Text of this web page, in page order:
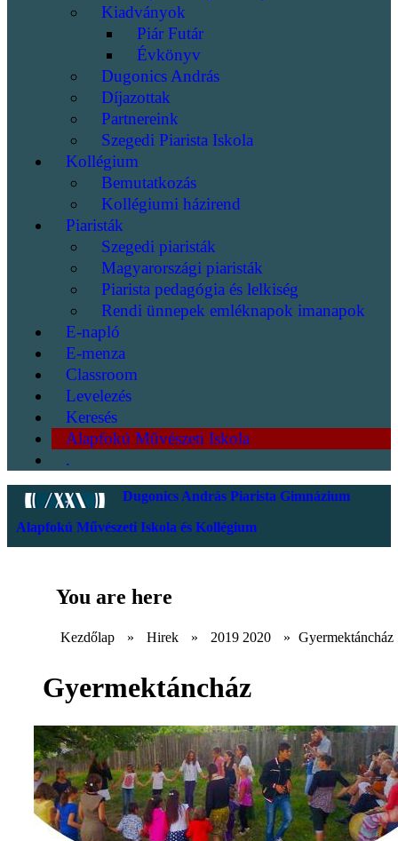
Kiadványok
Piár Futár
Évkönyv
Dugonics András
Díjazottak
Partnereink
Szegedi Piarista Iskola
Kollégium
Bemutatkozás
Kollégiumi házirend
Piaristák
Szegedi piaristák
Magyarországi piaristák
Piarista pedagógia és lelkiség
Rendi ünnepek emléknapok imanapok
E-napló
E-menza
Classroom
Levelezés
Keresés
Alapfokú Művészeti Iskola
.
Dugonics András Piarista Gimnázium
Alapfokú Művészeti Iskola és Kollégium
You are here
Kezdőlap » Hirek » 2019 2020 » Gyermektáncház
Gyermektáncház